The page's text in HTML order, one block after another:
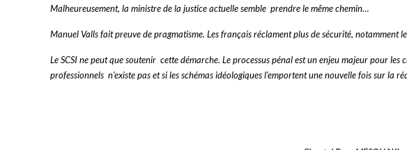
Malheureusement, la ministre de la justice actuelle semble prendre le même chemin…
Manuel Valls fait preuve de pragmatisme. Les français réclament plus de sécurité, notamment
Le SCSI ne peut que soutenir cette démarche. Le processus pénal est un enjeu majeur pour
professionnels n’existe pas et si les schémas idéologiques l’emportent une nouvelle fois sur la